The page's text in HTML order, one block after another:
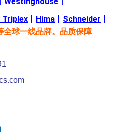
Westinghouse
Triplex Hima Schneider
全球一线品牌。品质保障